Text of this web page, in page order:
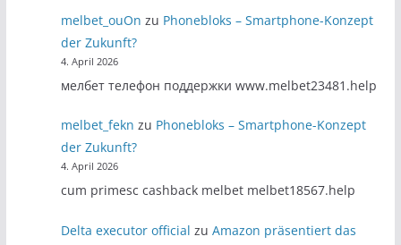
melbet_ouOn zu Phonebloks – Smartphone-Konzept
der Zukunft?
4. April 2026
мелбет телефон поддержки www.melbet23481.help
melbet_fekn zu Phonebloks – Smartphone-Konzept
der Zukunft?
4. April 2026
cum primesc cashback melbet melbet18567.help
Delta executor official zuAmazon präsentiert das